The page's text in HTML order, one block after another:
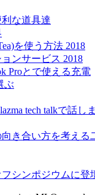
な道具達
を使う方法 2018
ンサービス 2018
Proとで使える充電
ぶ
tech talkで話し
き合い方を考える
シンポジウムに登